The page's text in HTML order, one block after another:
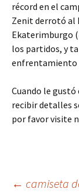
récord en el
Zenit derrotó al
Ekaterimburgo
los partidos, y
enfrentamiento
Cuando le
recibir detalles
por favor visite
← camiseta